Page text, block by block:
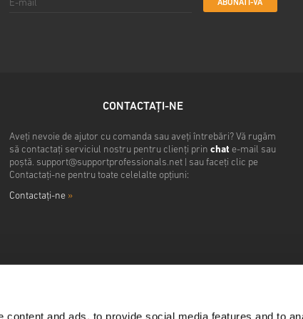
content and ads, to provide social media features and to
ABONATI-VA
CONTACTAȚI-NE
Aveți nevoie de ajutor cu comanda sau aveți întrebări? Vă rugăm
să contactați serviciul nostru pentru clienți prin chat e-mail sau
poștă. support@supportprofessionals.net| sau faceți clic pe
Contactați-ne pentru toate celelalte opțiuni:
Contactaţi-ne »